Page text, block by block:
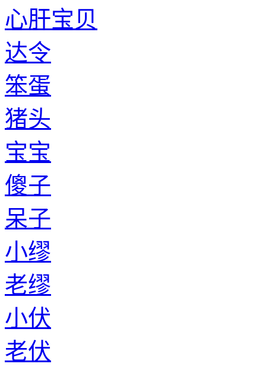
心肝宝贝
达令
笨蛋
猪头
宝宝
傻子
呆子
小缪
老缪
小伏
老伏